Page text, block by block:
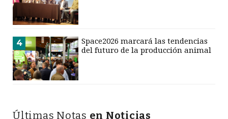
4
Space2026 marcará las tendencias
del futuro de la producción animal
Últimas Notas en Noticias